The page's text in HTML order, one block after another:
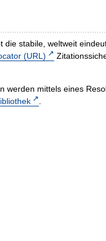
die stabile, weltweit
(URL)
mittels eines
.